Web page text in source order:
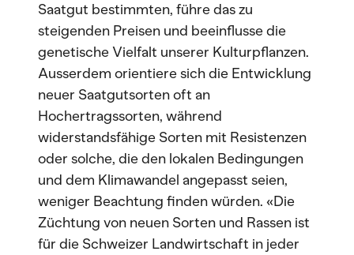
Saatgut bestimmten, führe das zu
steigenden Preisen und beeinflusse die
genetische Vielfalt unserer Kulturpflanzen.
Ausserdem orientiere sich die Entwicklung
neuer Saatgutsorten oft an
Hochertragssorten, während
widerstandsfähige Sorten mit Resistenzen
oder solche, die den lokalen Bedingungen
und dem Klimawandel angepasst seien,
weniger Beachtung finden würden. «Die
Züchtung von neuen Sorten und Rassen ist
für die Schweizer Landwirtschaft in jeder